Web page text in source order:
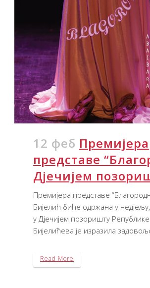
12 феб Премијера
представе
Дјечијем
Премијера представе
Бијелић биће одржана у
у Дјечијем позоришту Републике
Бијелићева је изразила
Read More